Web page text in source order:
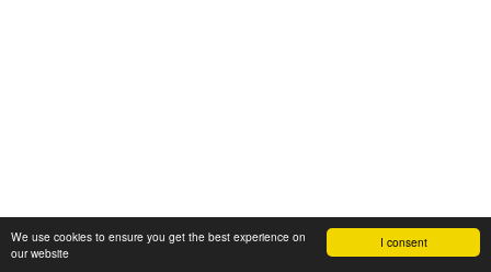
I consent
We use cookies to ensure you get the best experience on
our website